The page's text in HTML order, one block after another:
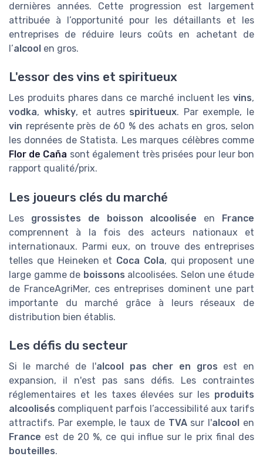
dernières années. Cette progression est largement
attribuée à l’opportunité pour les détaillants et les
entreprises de réduire leurs coûts en achetant de
l’alcool en gros.
L'essor des vins et spiritueux
Les produits phares dans ce marché incluent les vins,
vodka, whisky, et autres spiritueux. Par exemple, le
vin représente près de 60 % des achats en gros, selon
les données de Statista. Les marques célèbres comme
Flor de Caña sont également très prisées pour leur bon
rapport qualité/prix.
Les joueurs clés du marché
Les grossistes de boisson alcoolisée en France
comprennent à la fois des acteurs nationaux et
internationaux. Parmi eux, on trouve des entreprises
telles que Heineken et Coca Cola, qui proposent une
large gamme de boissons alcoolisées. Selon une étude
de FranceAgriMer, ces entreprises dominent une part
importante du marché grâce à leurs réseaux de
distribution bien établis.
Les défis du secteur
Si le marché de l'alcool pas cher en gros est en
expansion, il n'est pas sans défis. Les contraintes
réglementaires et les taxes élevées sur les produits
alcoolisés compliquent parfois l’accessibilité aux tarifs
attractifs. Par exemple, le taux de TVAsur l'alcool en
France est de 20 %, ce qui influe sur le prix final des
bouteilles.